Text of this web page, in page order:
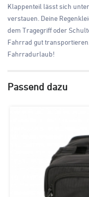
Klappenteil lässt sich
verstauen. Deine
dem Tragegriff oder
Fahrrad gut
Fahrradurlaub!
Passend dazu